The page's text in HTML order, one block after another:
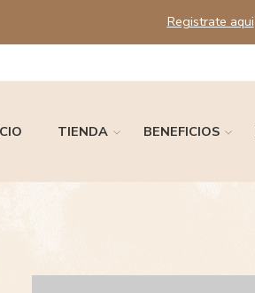
Registrate aqui
TIENDA BENEFICIOS